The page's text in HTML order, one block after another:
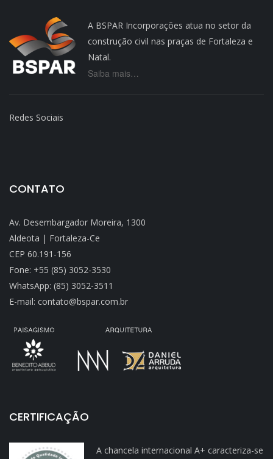
A BSPAR Incorporações atua no setor da
construção civil nas praças de Fortaleza e
Natal.
Saiba mais…
Redes Sociais
CONTATO
Av. Desembargador Moreira, 1300
Aldeota | Fortaleza-Ce
CEP 60.191-156
Fone: +55 (85) 3052-3530
WhatsApp: (85) 3052-3511
E-mail: contato@bspar.com.br
CERTIFICAÇÃO
A chancela internacional A+ caracteriza-se